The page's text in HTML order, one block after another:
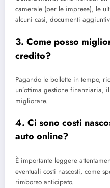
camerale (per le imprese), le
alcuni casi, documenti
3. Come posso
credito?
Pagando le bollette in tempo,
un’ottima gestione
migliorare.
4. Ci sono costi
auto online?
È importante leggere
eventuali costi nascosti, come
rimborso anticipato.